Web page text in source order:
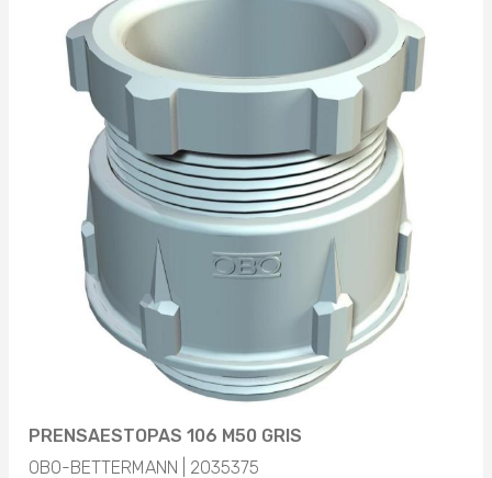
PRENSAESTOPAS 106 M50 GRIS
OBO-BETTERMANN | 2035375